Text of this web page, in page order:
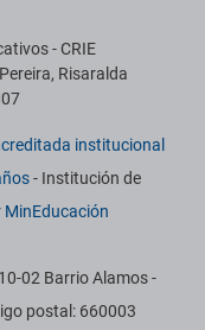
- CRIE
Risaralda
institucional
- Institución de
MinEducación
02 Barrio Alamos -
postal: 660003